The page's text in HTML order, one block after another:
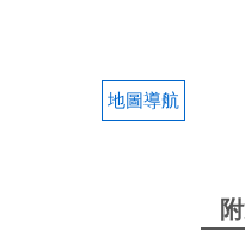
還有一片大草園可
服的一個好地方。
推給未入住還在觀
給一個大大的評論。
2020-
地圖導航